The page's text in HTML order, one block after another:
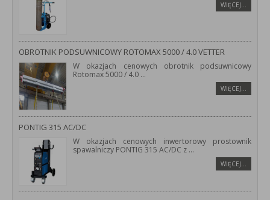
WIĘCEJ…
OBROTNIK PODSUWNICOWY ROTOMAX 5000 / 4.0 VETTER
W okazjach cenowych obrotnik podsuwnicowy
Rotomax 5000 / 4.0 ...
WIĘCEJ…
PONTIG 315 AC/DC
W okazjach cenowych inwertorowy prostownik
spawalniczy PONTIG 315 AC/DC z ...
WIĘCEJ…